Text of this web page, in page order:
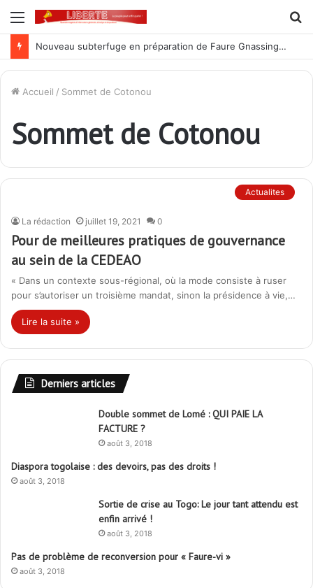
Menu
Nouveau subterfuge en préparation de Faure Gnassingbé pour ne jamais partir ; les Togolais disent non et sont vent debout
Accueil / Sommet de Cotonou
Sommet de Cotonou
Actualites
La rédaction juillet 19, 2021 0
Pour de meilleures pratiques de gouvernance
au sein de la CEDEAO
« Dans un contexte sous-régional, où la mode consiste à ruser
pour s’autoriser un troisième mandat, sinon la présidence à vie,…
Lire la suite »
Derniers articles
Double sommet de Lomé : QUI PAIE LA
FACTURE ?
août 3, 2018
Diaspora togolaise : des devoirs, pas des droits !
août 3, 2018
Sortie de crise au Togo: Le jour tant attendu est
enfin arrivé !
août 3, 2018
Pas de problème de reconversion pour « Faure-vi »
août 3, 2018